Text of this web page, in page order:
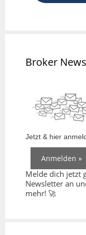
Broker
Jetzt & hier
Melde dich jetzt
Newsletter an
mehr! 🚀